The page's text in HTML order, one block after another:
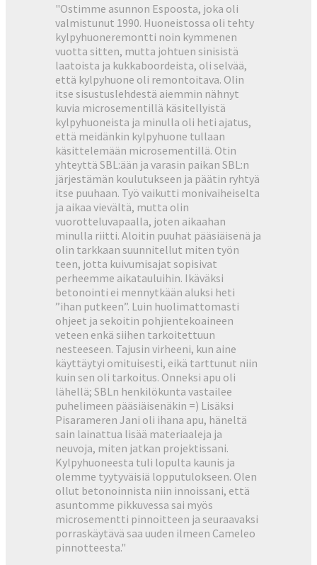
"Ostimme asunnon Espoosta, joka oli
valmistunut 1990. Huoneistossa oli tehty
kylpyhuoneremontti noin kymmenen
vuotta sitten, mutta johtuen sinisistä
laatoista ja kukkaboordeista, oli selvää,
että kylpyhuone oli remontoitava. Olin
itse sisustuslehdestä aiemmin nähnyt
kuvia microsementillä käsitellyistä
kylpyhuoneista ja minulla oli heti ajatus,
että meidänkin kylpyhuone tullaan
käsittelemään microsementillä. Otin
yhteyttä SBL:ään ja varasin paikan SBL:n
järjestämän koulutukseen ja päätin ryhtyä
itse puuhaan. Työ vaikutti monivaiheiselta
ja aikaa vievältä, mutta olin
vuorotteluvapaalla, joten aikaahan
minulla riitti. Aloitin puuhat pääsiäisenä ja
olin tarkkaan suunnitellut miten työn
teen, jotta kuivumisajat sopisivat
perheemme aikatauluihin. Ikäväksi
betonointi ei mennytkään aluksi heti
”ihan putkeen”. Luin huolimattomasti
ohjeet ja sekoitin pohjientekoaineen
veteen enkä siihen tarkoitettuun
nesteeseen. Tajusin virheeni, kun aine
käyttäytyi omituisesti, eikä tarttunut niin
kuin sen oli tarkoitus. Onneksi apu oli
lähellä; SBLn henkilökunta vastailee
puhelimeen pääsiäisenäkin =) Lisäksi
Pisarameren Jani oli ihana apu, häneltä
sain lainattua lisää materiaaleja ja
neuvoja, miten jatkan projektissani.
Kylpyhuoneesta tuli lopulta kaunis ja
olemme tyytyväisiä lopputulokseen. Olen
ollut betonoinnista niin innoissani, että
asuntomme pikkuvessa sai myös
microsementti pinnoitteen ja seuraavaksi
porraskäytävä saa uuden ilmeen Cameleo
pinnotteesta."